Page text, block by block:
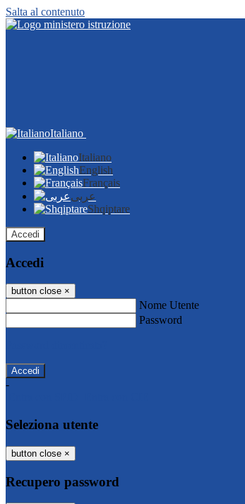
Salta al contenuto
Italiano
Italiano
English
Français
عربى
Shqiptare
Accedi
Accedi
button close ×
Nome Utente
Password
-
Seleziona utente
button close ×
Recupero password